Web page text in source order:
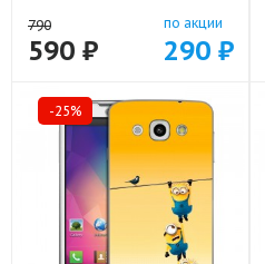
790
590 ₽
по акции
290 ₽
-25%